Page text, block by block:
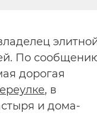
По
дорогая
, в
и дома-